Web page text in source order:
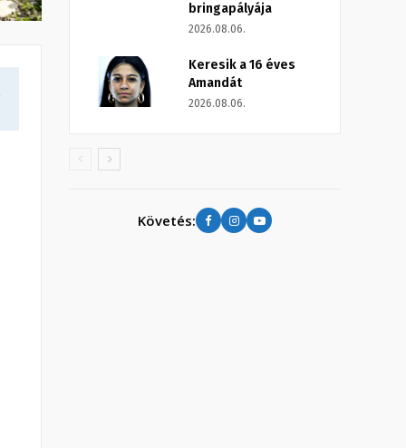
bringapályája
2026.08.06.
Keresik a 16 éves
Amandát
2026.08.06.
Követés: